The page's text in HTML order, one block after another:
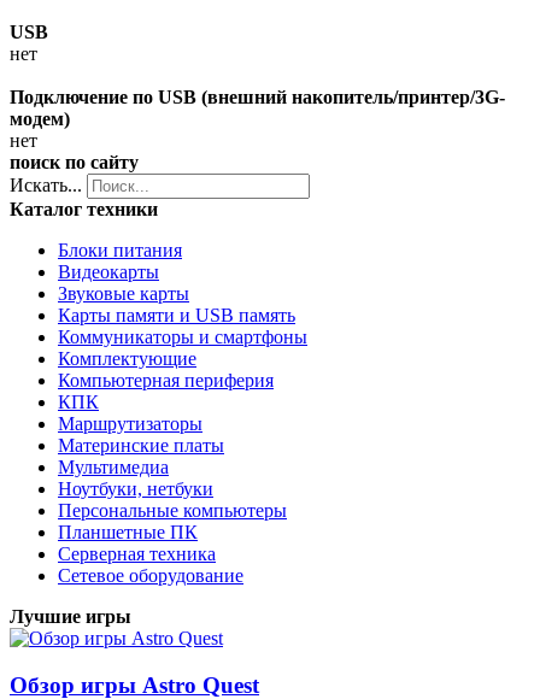
USB
нет
Подключение по USB (внешний накопитель/принтер/3G-
модем)
нет
поиск по сайту
Искать...
Каталог техники
Блоки питания
Видеокарты
Звуковые карты
Карты памяти и USB память
Коммуникаторы и смартфоны
Комплектующие
Компьютерная периферия
КПК
Маршрутизаторы
Материнские платы
Мультимедиа
Ноутбуки, нетбуки
Персональные компьютеры
Планшетные ПК
Серверная техника
Сетевое оборудование
Лучшие игры
Обзор игры Astro Quest